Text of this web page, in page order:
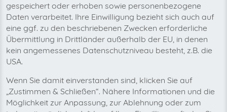
gespeichert oder erhoben sowie personenbezogene
Daten verarbeitet. Ihre Einwilligung bezieht sich auch auf
eine ggf. zu den beschriebenen Zwecken erforderliche
Übermittlung in Drittländer außerhalb der EU, in denen
kein angemessenes Datenschutzniveau besteht, z.B. die
USA.
Wenn Sie damit einverstanden sind, klicken Sie auf
„Zustimmen & Schließen“. Nähere Informationen und die
Möglichkeit zur Anpassung, zur Ablehnung oder zum